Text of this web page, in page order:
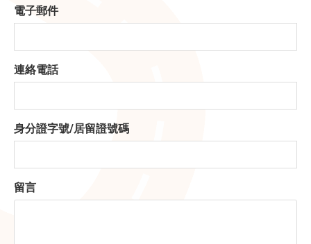
電子郵件
連絡電話
身分證字號/居留證號碼
留言